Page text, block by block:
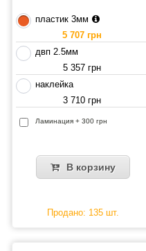
пластик 3мм
5 707 грн
двп 2.5мм
5 357 грн
наклейка
3 710 грн
Ламинация + 300 грн
В корзину
Продано: 135 шт.